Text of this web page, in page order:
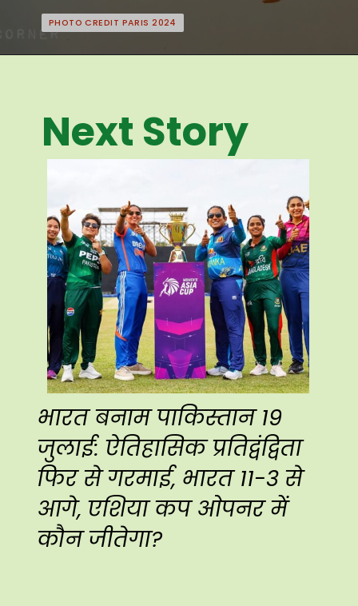
PHOTO CREDIT PARIS 2024
PHOTO CREDIT PARIS 2024
Next Story
भारत बनाम पाकिस्तान 19
जुलाई: ऐतिहासिक प्रतिद्वंद्विता
फिर से गरमाई, भारत 11-3 से
आगे, एशिया कप ओपनर में
कौन जीतेगा?